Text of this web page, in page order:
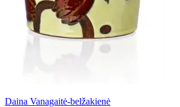
Daina Vanagaitė-belžakienė